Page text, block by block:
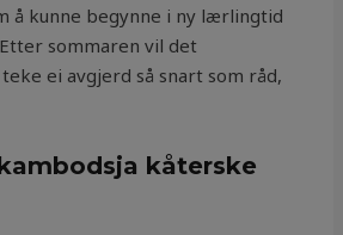
å kunne begynne i ny lærlingtid
sommaren vil det
ei avgjerd så snart som råd,
kåterske